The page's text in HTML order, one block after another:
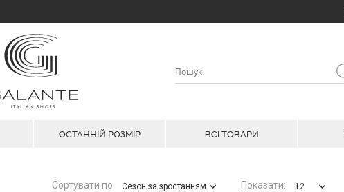
ОСТАННІЙ РОЗМІР ВСІ ТОВАРИ
Сортувати по Сезон за зростанням Показати: 12